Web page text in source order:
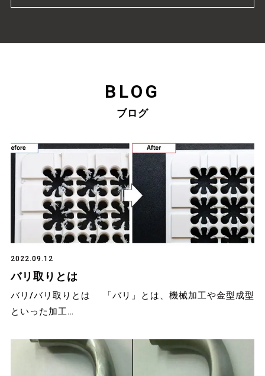
BLOG
ブログ
2022.09.12
バリ取りとは
バリ/バリ取りとは 「バリ」とは、機械加工や金型成型
といった加工…